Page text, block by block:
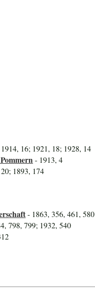
16; 1921, 18; 1928, 14
- 1913, 4
1893, 174
- 1863, 356, 461, 580
798, 799; 1932, 540